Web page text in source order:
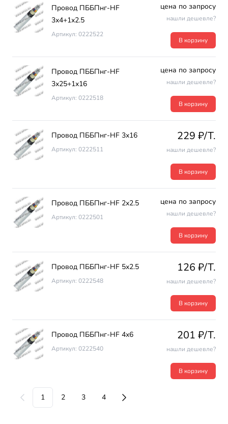
Провод ПББПнг-HF
3х4+1х2.5
Артикул: 0222522
цена по запросу
нашли дешевле?
В корзину
Провод ПББПнг-HF
3х25+1х16
Артикул: 0222518
цена по запросу
нашли дешевле?
В корзину
Провод ПББПнг-HF 3х16
Артикул: 0222511
229 ₽/T.
нашли дешевле?
В корзину
Провод ПББПнг-HF 2х2.5
Артикул: 0222501
цена по запросу
нашли дешевле?
В корзину
Провод ПББПнг-HF 5х2.5
Артикул: 0222548
126 ₽/T.
нашли дешевле?
В корзину
Провод ПББПнг-HF 4х6
Артикул: 0222540
201 ₽/T.
нашли дешевле?
В корзину
1 2 3 4